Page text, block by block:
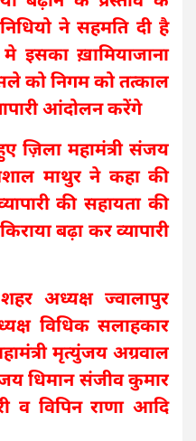
ने सहमति दी है
इसका ख़ामियाजाना
को निगम को तत्काल
आंदोलन करेंगे
ज़िला महामंत्री संजय
माथुर ने कहा की
की सहायता की
बढ़ा कर व्यापारी
अध्यक्ष ज्वालापुर
विधिक सलाहकार
मृत्युंजय अग्रवाल
धिमान संजीव कुमार
व विपिन राणा आदि